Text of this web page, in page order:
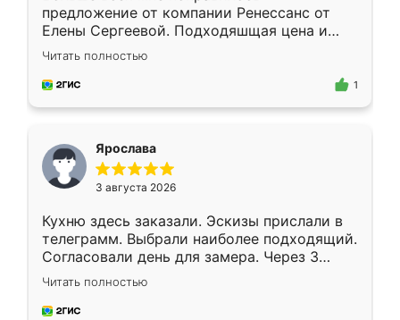
предложение от компании Ренессанс от
Елены Сергеевой. Подходяшщая цена и
короткие сроки изготовления. Приехавший
для замера сотрудник Владислав
предложил по моему эскизу самый
Читать полностью
1
Ярослава
3 августа 2026
Кухню здесь заказали. Эскизы прислали в
телеграмм. Выбрали наиболее подходящий.
Согласовали день для замера. Через 3
недели кухня была уже готова. Остались
довольны работой. Спасибо Ренессанс
мебель за качественную работу!
Читать полностью